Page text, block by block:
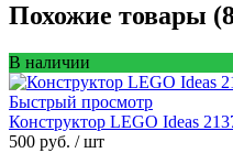
Похожие товары
В наличии
Быстрый просмотр
Конструктор LEGO Ideas
500 руб. / шт